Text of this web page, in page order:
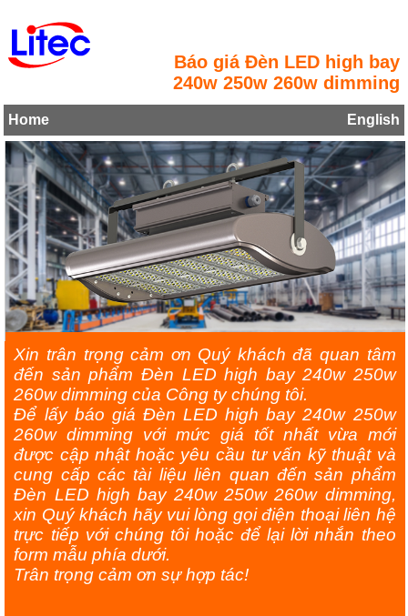
Báo giá Đèn LED high bay
240w 250w 260w dimming
Home English
Xin trân trọng cảm ơn Quý khách đã quan tâm
đến sản phẩm Đèn LED high bay 240w 250w
260w dimming của Công ty chúng tôi.
Để lấy báo giá Đèn LED high bay 240w 250w
260w dimming với mức giá tốt nhất vừa mới
được cập nhật hoặc yêu cầu tư vấn kỹ thuật và
cung cấp các tài liệu liên quan đến sản phẩm
Đèn LED high bay 240w 250w 260w dimming,
xin Quý khách hãy vui lòng gọi điện thoại liên hệ
trực tiếp với chúng tôi hoặc để lại lời nhắn theo
form mẫu phía dưới.
Trân trọng cảm ơn sự hợp tác!